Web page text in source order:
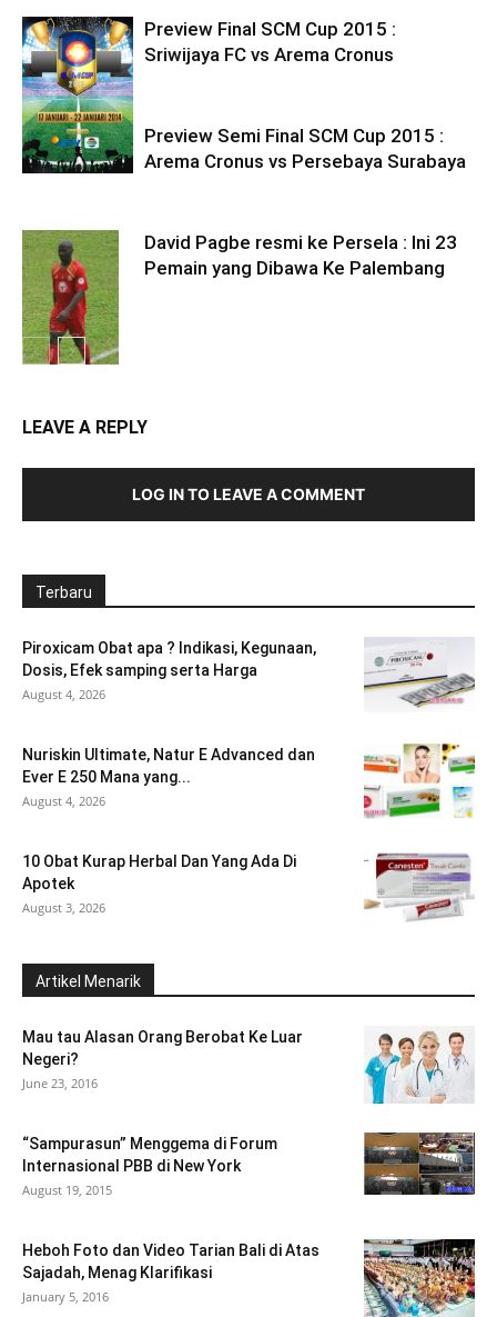
Preview Final SCM Cup 2015 :
Sriwijaya FC vs Arema Cronus
Preview Semi Final SCM Cup 2015 :
Arema Cronus vs Persebaya Surabaya
David Pagbe resmi ke Persela : Ini 23
Pemain yang Dibawa Ke Palembang
LEAVE A REPLY
LOG IN TO LEAVE A COMMENT
Terbaru
Piroxicam Obat apa ? Indikasi, Kegunaan,
Dosis, Efek samping serta Harga
August 4, 2026
Nuriskin Ultimate, Natur E Advanced dan
Ever E 250 Mana yang...
August 4, 2026
10 Obat Kurap Herbal Dan Yang Ada Di
Apotek
August 3, 2026
Artikel Menarik
Mau tau Alasan Orang Berobat Ke Luar
Negeri?
June 23, 2016
“Sampurasun” Menggema di Forum
Internasional PBB di New York
August 19, 2015
Heboh Foto dan Video Tarian Bali di Atas
Sajadah, Menag Klarifikasi
January 5, 2016